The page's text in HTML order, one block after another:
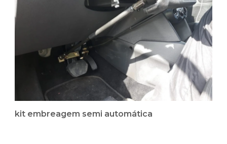
kit embreagem semi automática